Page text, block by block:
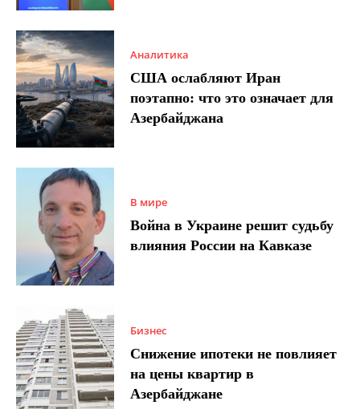
Аналитика
США ослабляют Иран
поэтапно: что это означает для
Азербайджана
В мире
Война в Украине решит судьбу
влияния России на Кавказе
Бизнес
Снижение ипотеки не повлияет
на цены квартир в
Азербайджане